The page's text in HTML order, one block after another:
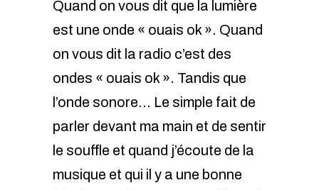
Quand on vous dit que la lumière
est une onde « ouais ok ». Quand
on vous dit la radio c’est des
ondes « ouais ok ». Tandis que
l’onde sonore… Le simple fait de
parler devant ma main et de sentir
le souffle et quand j’écoute de la
musique et qui il y a une bonne